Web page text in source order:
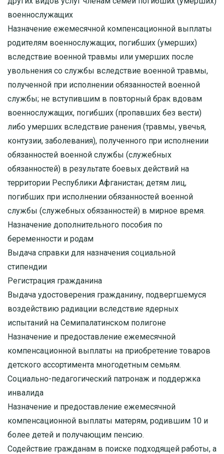
военнослужащих
Назначение ежемесячной компенсационной выплаты
родителям военнослужащих, погибших (умерших)
вследствие военной травмы или умерших после
увольнения со службы вследствие военной травмы,
полученной при исполнении обязанностей военной
службы; не вступившим в повторный брак вдовам
военнослужащих, погибших (пропавших без вести)
либо умерших вследствие ранения (травмы, увечья,
контузии, заболевания), полученного при исполнении
обязанностей военной службы (служебных
обязанностей) в результате боевых действий на
территории Республики Афганистан; детям лиц,
погибших при исполнении обязанностей военной
службы (служебных обязанностей) в мирное время.
Назначение дополнительного пособия по
беременности и родам
Выдача справки для назначения социальной
стипендии
Регистрация гражданина
Выдача удостоверения гражданину, подвергшемуся
воздействию радиации вследствие ядерных
испытаний на Семипалатинском полигоне
Назначение и предоставление ежемесячной
компенсационной выплаты на приобретение товаров
детского ассортимента многодетным семьям.
Социально-педагогический патронаж и поддержка
инвалида
Назначение и предоставление ежемесячной
компенсационной выплаты матерям, родившим 10 и
более детей и получающим пенсию.
Содействие гражданам в поиске подходящей работы, а